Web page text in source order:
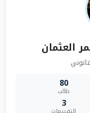
العثمان
80
طالب
3